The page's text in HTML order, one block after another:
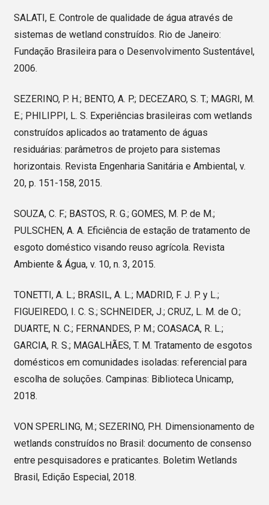
SALATI, E. Controle de qualidade de água através de
sistemas de wetland construídos. Rio de Janeiro:
Fundação Brasileira para o Desenvolvimento Sustentável,
2006.
SEZERINO, P. H.; BENTO, A. P.; DECEZARO, S. T.; MAGRI, M.
E.; PHILIPPI, L. S. Experiências brasileiras com wetlands
construídos aplicados ao tratamento de águas
residuárias: parâmetros de projeto para sistemas
horizontais. Revista Engenharia Sanitária e Ambiental, v.
20, p. 151-158, 2015.
SOUZA, C. F.; BASTOS, R. G.; GOMES, M. P. de M.;
PULSCHEN, A. A. Eficiência de estação de tratamento de
esgoto doméstico visando reuso agrícola. Revista
Ambiente & Água, v. 10, n. 3, 2015.
TONETTI, A. L.; BRASIL, A. L.; MADRID, F. J. P. y L.;
FIGUEIREDO, I. C. S.; SCHNEIDER, J.; CRUZ, L. M. de O.;
DUARTE, N. C.; FERNANDES, P. M.; COASACA, R. L.;
GARCIA, R. S.; MAGALHÃES, T. M. Tratamento de esgotos
domésticos em comunidades isoladas: referencial para
escolha de soluções. Campinas: Biblioteca Unicamp,
2018.
VON SPERLING, M.; SEZERINO, P.H. Dimensionamento de
wetlands construídos no Brasil: documento de consenso
entre pesquisadores e praticantes. Boletim Wetlands
Brasil, Edição Especial, 2018.